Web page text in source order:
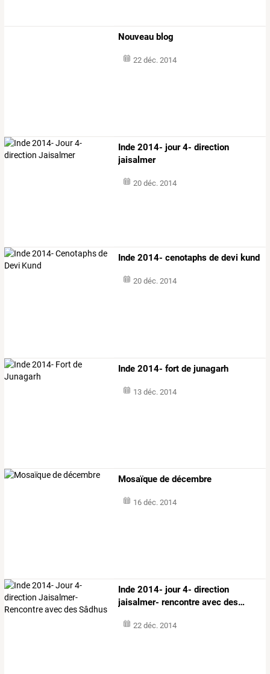
Nouveau blog
22 déc. 2014
Inde 2014- jour 4- direction
jaisalmer
20 déc. 2014
Inde 2014- cenotaphs de devi kund
20 déc. 2014
Inde 2014- fort de junagarh
13 déc. 2014
Mosaïque de décembre
16 déc. 2014
Inde 2014- jour4- direction
jaisalmer- rencontre avec des…
22 déc. 2014